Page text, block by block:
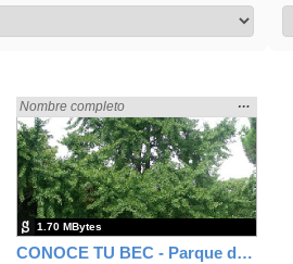
CONOCE TU BEC - Parque de la fuente del Berro
Encontrado «rezo» en:
Nombre completo
Mostrar
la
ubicación
de la
búsqueda
…
1.70 MBytes